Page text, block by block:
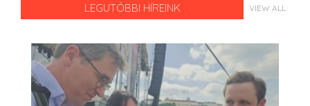
LEGUTÓBBI HÍREINK VIEW ALL